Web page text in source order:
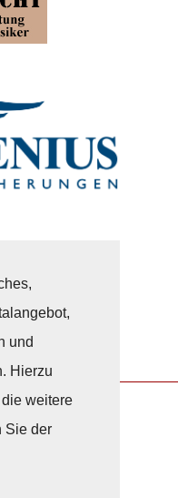
und
Hierzu
weitere
Sie der